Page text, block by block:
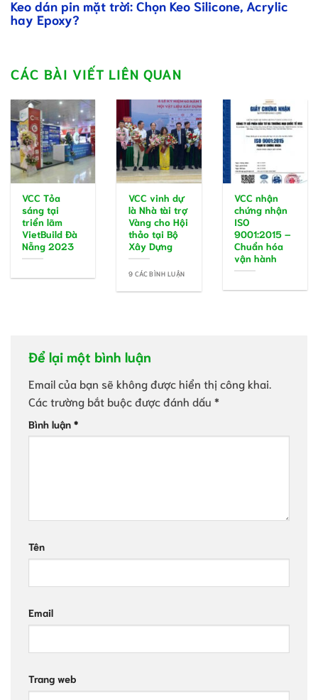
Keo dán pin mặt trời: Chọn Keo Silicone, Acrylic
hay Epoxy?
CÁC BÀI VIẾT LIÊN QUAN
VCC Tỏa
sáng tại
triển lãm
VietBuild Đà
Nẵng 2023
VCC vinh dự
là Nhà tài trợ
Vàng cho Hội
thảo tại Bộ
Xây Dựng
9 CÁC BÌNH LUẬN
VCC nhận
chứng nhận
ISO
9001:2015 –
Chuẩn hóa
vận hành
Để lại một bình luận
Email của bạn sẽ không được hiển thị công khai.
Các trường bắt buộc được đánh dấu *
Bình luận *
Tên
Email
Trang web